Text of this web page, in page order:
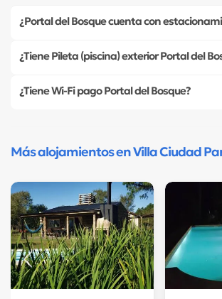
¿Portal del Bosque cuenta con
¿Tiene Pileta (piscina) exterior Portal del
¿Tiene Wi-Fi pago Portal del Bosque?
Más alojamientos en Villa Ciudad